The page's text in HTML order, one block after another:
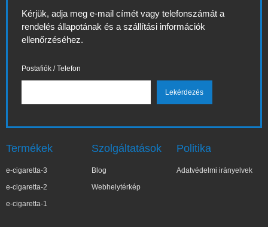
Kérjük, adja meg e-mail címét vagy telefonszámát a
rendelés állapotának és a szállítási információk
ellenőrzéséhez.
Postafiók / Telefon
Termékek
e-cigaretta-3
e-cigaretta-2
e-cigaretta-1
Szolgáltatások
Blog
Webhelytérkép
Politika
Adatvédelmi irányelvek